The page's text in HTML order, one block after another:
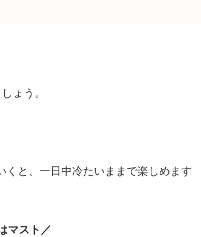
ょう。
くと、一日中冷たいままで楽しめます
マスト／